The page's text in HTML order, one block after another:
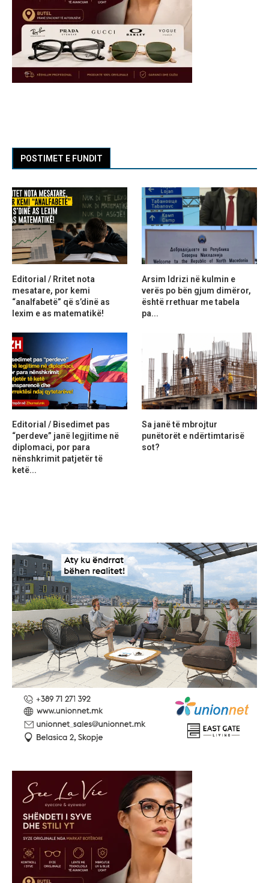
POSTIMET E FUNDIT
Editorial / Rritet nota
mesatare, por kemi
“analfabetë” që s’dinë as
lexim e as matematikë!
Arsim Idrizi në kulmin e
verës po bën gjum dimëror,
është rrethuar me tabela
pa...
Editorial / Bisedimet pas
“perdeve” janë legjitime në
diplomaci, por para
nënshkrimit patjetër të
ketë...
Sa janë të mbrojtur
punëtorët e ndërtimtarisë
sot?